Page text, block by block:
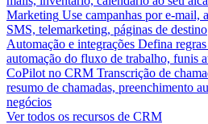
Marketing Use campanhas por e-mail,
SMS, telemarketing, páginas de destino
Automação e integrações Defina
automação do fluxo de trabalho, funis
CoPilot no CRM Transcrição de
resumo de chamadas, preenchimento
negócios
Ver todos os recursos de CRM